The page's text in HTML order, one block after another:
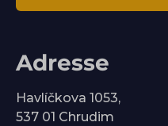
Adresse
Havlíčkova 1053,
537 01 Chrudim